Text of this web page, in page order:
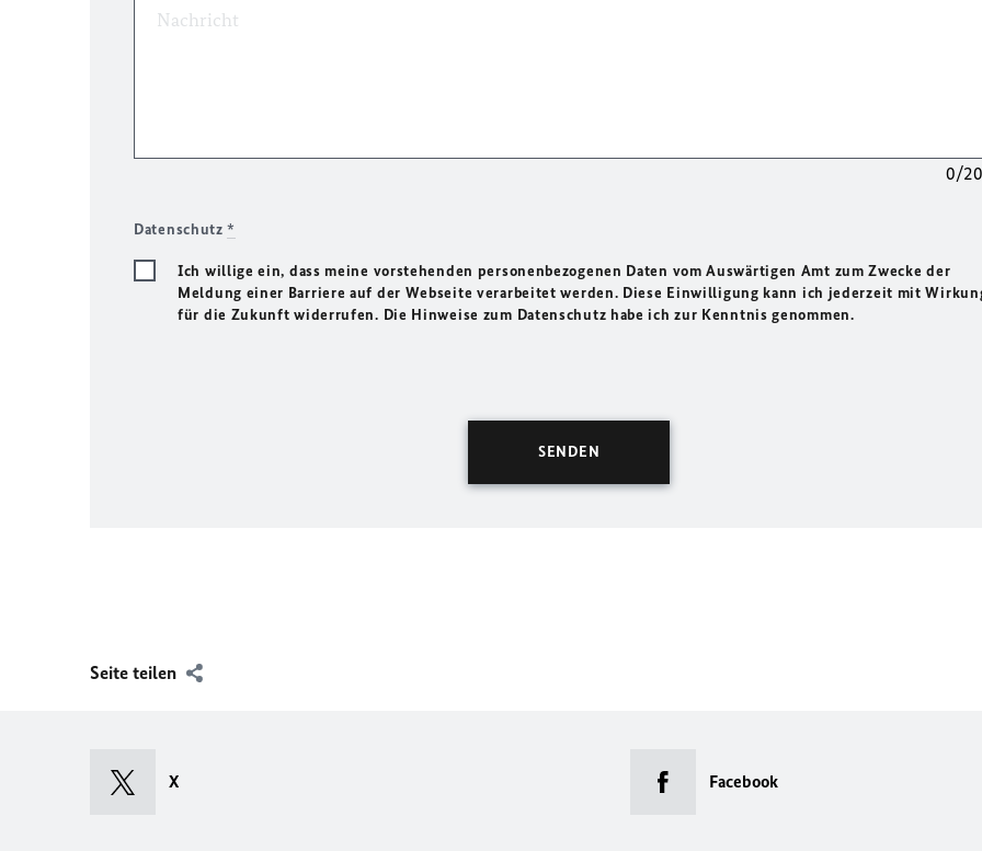
0/
Datenschutz*
Ich willige ein, dass meine vorstehenden personenbezogenen Daten vom Auswärtigen Amt zum Zwecke der
Meldung einer Barriere auf der Webseite verarbeitet werden. Diese Einwilligung kann ich jederzeit mit
für die Zukunft widerrufen. Die Hinweise zum Datenschutz habe ich zur Kenntnis genommen.
Seite teilen
X Facebook